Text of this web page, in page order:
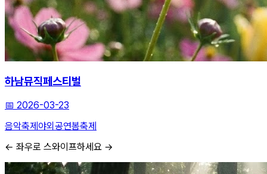
하남뮤직페스티벌
📅 2026-03-23
음악축제야외공연봄축제
← 좌우로 스와이프하세요 →